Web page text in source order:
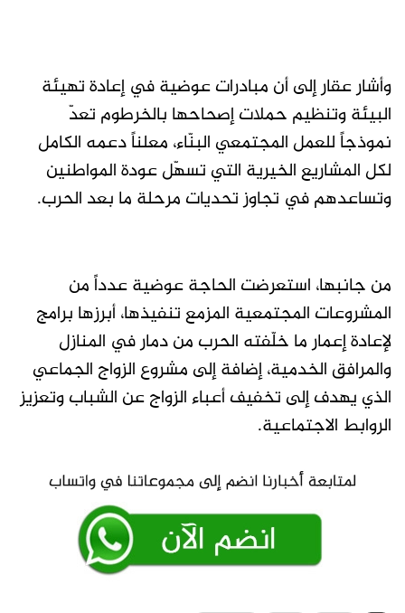
وأشار عقار إلى أن مبادرات عوضية في إعادة تهيئة
البيئة وتنظيم حملات إصحاحها بالخرطوم تعدّ
نموذجاً للعمل المجتمعي البنّاء، معلناً دعمه الكامل
لكل المشاريع الخيرية التي تسهّل عودة المواطنين
وتساعدهم في تجاوز تحديات مرحلة ما بعد الحرب.
من جانبها، استعرضت الحاجة عوضية عدداً من
المشروعات المجتمعية المزمع تنفيذها، أبرزها برامج
لإعادة إعمار ما خلّفته الحرب من دمار في المنازل
والمرافق الخدمية، إضافة إلى مشروع الزواج الجماعي
الذي يهدف إلى تخفيف أعباء الزواج عن الشباب وتعزيز
الروابط الاجتماعية.